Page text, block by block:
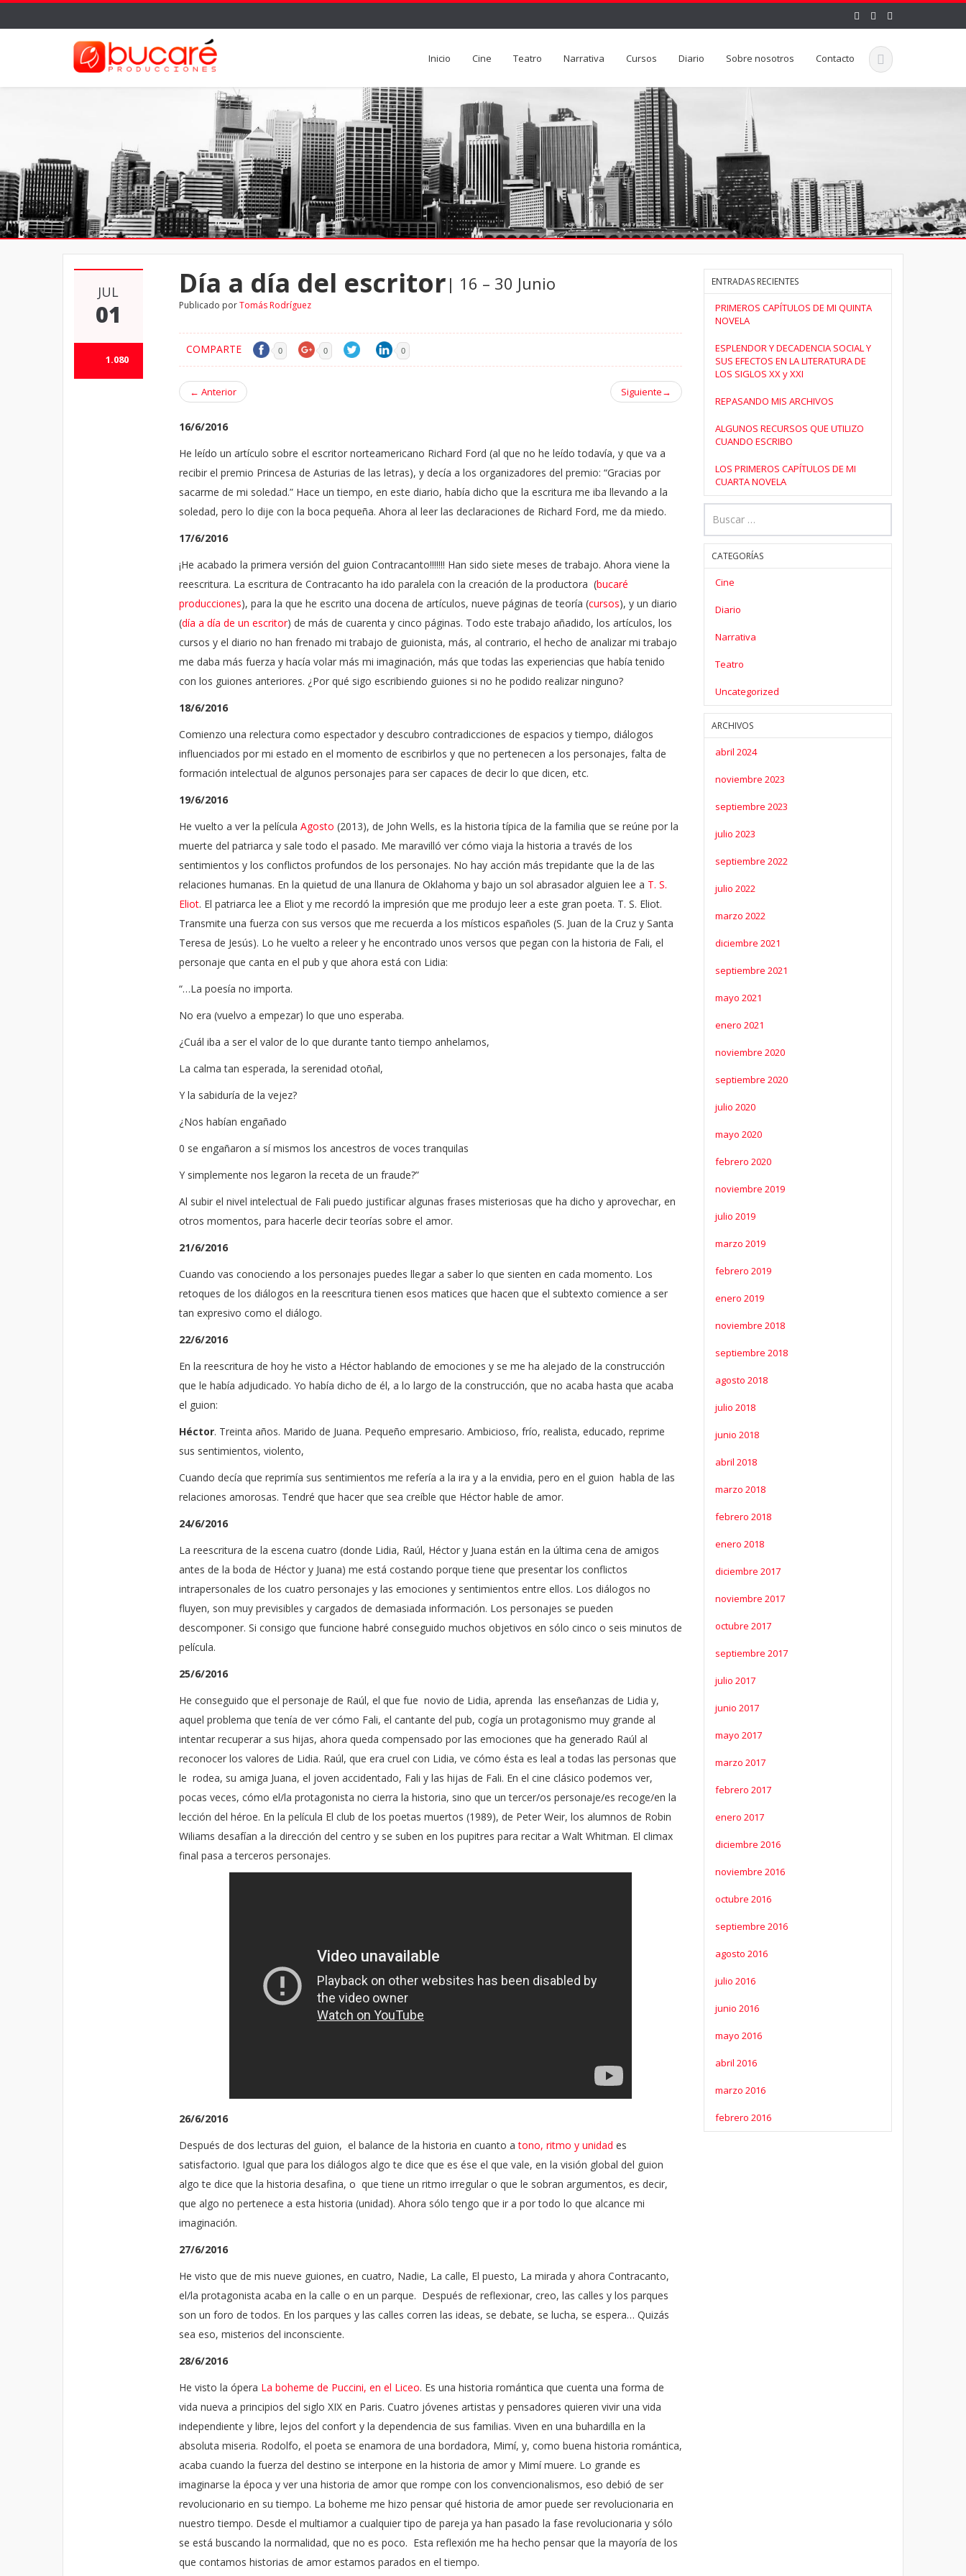
Inicio Cine Teatro Narrativa Cursos Diario Sobre nosotros Contacto
JUL
01
1.080
Día a día del escritor | 16 – 30 Junio
Publicado porTomás Rodríguez
COMPARTE 0 0 0
← Anterior Siguiente→
16/6/2016
He leído un artículo sobre el escritor norteamericano Richard Ford (al que no he leído todavía, y que va a
recibir el premio Princesa de Asturias de las letras), y decía a los organizadores del premio: “Gracias por
sacarme de mi soledad.” Hace un tiempo, en este diario, había dicho que la escritura me iba llevando a la
soledad, pero lo dije con la boca pequeña. Ahora al leer las declaraciones de Richard Ford, me da miedo.
17/6/2016
¡He acabado la primera versión del guion Contracanto!!!!!!! Han sido siete meses de trabajo. Ahora viene la
reescritura. La escritura de Contracanto ha ido paralela con la creación de la productora (bucaré
producciones), para la que he escrito una docena de artículos, nueve páginas de teoría (cursos), y un diario
(día a día de un escritor) de más de cuarenta y cinco páginas. Todo este trabajo añadido, los artículos, los
cursos y el diario no han frenado mi trabajo de guionista, más, al contrario, el hecho de analizar mi trabajo
me daba más fuerza y hacía volar más mi imaginación, más que todas las experiencias que había tenido
con los guiones anteriores. ¿Por qué sigo escribiendo guiones si no he podido realizar ninguno?
18/6/2016
Comienzo una relectura como espectador y descubro contradicciones de espacios y tiempo, diálogos
influenciados por mi estado en el momento de escribirlos y que no pertenecen a los personajes, falta de
formación intelectual de algunos personajes para ser capaces de decir lo que dicen, etc.
19/6/2016
He vuelto a ver la película Agosto (2013), de John Wells, es la historia típica de la familia que se reúne por la
muerte del patriarca y sale todo el pasado. Me maravilló ver cómo viaja la historia a través de los
sentimientos y los conflictos profundos de los personajes. No hay acción más trepidante que la de las
relaciones humanas. En la quietud de una llanura de Oklahoma y bajo un sol abrasador alguien lee a T. S.
Eliot. El patriarca lee a Eliot y me recordó la impresión que me produjo leer a este gran poeta. T. S. Eliot.
Transmite una fuerza con sus versos que me recuerda a los místicos españoles (S. Juan de la Cruz y Santa
Teresa de Jesús). Lo he vuelto a releer y he encontrado unos versos que pegan con la historia de Fali, el
personaje que canta en el pub y que ahora está con Lidia:
“…La poesía no importa.
No era (vuelvo a empezar) lo que uno esperaba.
¿Cuál iba a ser el valor de lo que durante tanto tiempo anhelamos,
La calma tan esperada, la serenidad otoñal,
Y la sabiduría de la vejez?
¿Nos habían engañado
0 se engañaron a sí mismos los ancestros de voces tranquilas
Y simplemente nos legaron la receta de un fraude?”
Al subir el nivel intelectual de Fali puedo justificar algunas frases misteriosas que ha dicho y aprovechar, en
otros momentos, para hacerle decir teorías sobre el amor.
21/6/2016
Cuando vas conociendo a los personajes puedes llegar a saber lo que sienten en cada momento. Los
retoques de los diálogos en la reescritura tienen esos matices que hacen que el subtexto comience a ser
tan expresivo como el diálogo.
22/6/2016
En la reescritura de hoy he visto a Héctor hablando de emociones y se me ha alejado de la construcción
que le había adjudicado. Yo había dicho de él, a lo largo de la construcción, que no acaba hasta que acaba
el guion:
Héctor. Treinta años. Marido de Juana. Pequeño empresario. Ambicioso, frío, realista, educado, reprime
sus sentimientos, violento,
Cuando decía que reprimía sus sentimientos me refería a la ira y a la envidia, pero en el guion habla de las
relaciones amorosas. Tendré que hacer que sea creíble que Héctor hable de amor.
24/6/2016
La reescritura de la escena cuatro (donde Lidia, Raúl, Héctor y Juana están en la última cena de amigos
antes de la boda de Héctor y Juana) me está costando porque tiene que presentar los conflictos
intrapersonales de los cuatro personajes y las emociones y sentimientos entre ellos. Los diálogos no
fluyen, son muy previsibles y cargados de demasiada información. Los personajes se pueden
descomponer. Si consigo que funcione habré conseguido muchos objetivos en sólo cinco o seis minutos de
película.
25/6/2016
He conseguido que el personaje de Raúl, el que fue novio de Lidia, aprenda las enseñanzas de Lidia y,
aquel problema que tenía de ver cómo Fali, el cantante del pub, cogía un protagonismo muy grande al
intentar recuperar a sus hijas, ahora queda compensado por las emociones que ha generado Raúl al
reconocer los valores de Lidia. Raúl, que era cruel con Lidia, ve cómo ésta es leal a todas las personas que
le rodea, su amiga Juana, el joven accidentado, Fali y las hijas de Fali. En el cine clásico podemos ver,
pocas veces, cómo el/la protagonista no cierra la historia, sino que un tercer/os personaje/es recoge/en la
lección del héroe. En la película El club de los poetas muertos (1989), de Peter Weir, los alumnos de Robin
Wiliams desafían a la dirección del centro y se suben en los pupitres para recitar a Walt Whitman. El climax
final pasa a terceros personajes.
26/6/2016
Después de dos lecturas del guion, el balance de la historia en cuanto atono, ritmo y unidad es
satisfactorio. Igual que para los diálogos algo te dice que es ése el que vale, en la visión global del guion
algo te dice que la historia desafina, o que tiene un ritmo irregular o que le sobran argumentos, es decir,
que algo no pertenece a esta historia (unidad). Ahora sólo tengo que ir a por todo lo que alcance mi
imaginación.
27/6/2016
He visto que de mis nueve guiones, en cuatro, Nadie, La calle, El puesto, La mirada y ahora Contracanto,
el/la protagonista acaba en la calle o en un parque. Después de reflexionar, creo, las calles y los parques
son un foro de todos. En los parques y las calles corren las ideas, se debate, se lucha, se espera… Quizás
sea eso, misterios del inconsciente.
28/6/2016
He visto la ópera La boheme de Puccini, en el Liceo. Es una historia romántica que cuenta una forma de
vida nueva a principios del siglo XIX en Paris. Cuatro jóvenes artistas y pensadores quieren vivir una vida
independiente y libre, lejos del confort y la dependencia de sus familias. Viven en una buhardilla en la
absoluta miseria. Rodolfo, el poeta se enamora de una bordadora, Mimí, y, como buena historia romántica,
acaba cuando la fuerza del destino se interpone en la historia de amor y Mimí muere. Lo grande es
imaginarse la época y ver una historia de amor que rompe con los convencionalismos, eso debió de ser
revolucionario en su tiempo. La boheme me hizo pensar qué historia de amor puede ser revolucionaria en
nuestro tiempo. Desde el multiamor a cualquier tipo de pareja ya han pasado la fase revolucionaria y sólo
se está buscando la normalidad, que no es poco. Esta reflexión me ha hecho pensar que la mayoría de los
que contamos historias de amor estamos parados en el tiempo.
ENTRADAS RECIENTES
PRIMEROS CAPÍTULOS DE MI QUINTA
NOVELA
ESPLENDOR Y DECADENCIA SOCIAL Y
SUS EFECTOS EN LA LITERATURA DE
LOS SIGLOS XX y XXI
REPASANDO MIS ARCHIVOS
ALGUNOS RECURSOS QUE UTILIZO
CUANDO ESCRIBO
LOS PRIMEROS CAPÍTULOS DE MI
CUARTA NOVELA
CATEGORÍAS
Cine
Diario
Narrativa
Teatro
Uncategorized
ARCHIVOS
abril 2024
noviembre 2023
septiembre 2023
julio 2023
septiembre 2022
julio 2022
marzo 2022
diciembre 2021
septiembre 2021
mayo 2021
enero 2021
noviembre 2020
septiembre 2020
julio 2020
mayo 2020
febrero 2020
noviembre 2019
julio 2019
marzo 2019
febrero 2019
enero 2019
noviembre 2018
septiembre 2018
agosto 2018
julio 2018
junio 2018
abril 2018
marzo 2018
febrero 2018
enero 2018
diciembre 2017
noviembre 2017
octubre 2017
septiembre 2017
julio 2017
junio 2017
mayo 2017
marzo 2017
febrero 2017
enero 2017
diciembre 2016
noviembre 2016
octubre 2016
septiembre 2016
agosto 2016
julio 2016
junio 2016
mayo 2016
abril 2016
marzo 2016
febrero 2016